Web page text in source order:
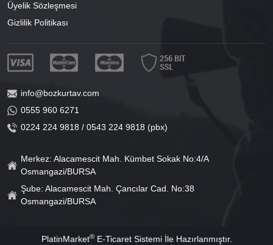
Üyelik Sözleşmesi
Gizlilik Politikası
info@bozkurtav.com
0555 960 6271
0224 224 9818 / 0543 224 9818 (pbx)
Merkez: Alacamescit Mah. Kümbet Sokak No:4/A
Osmangazi/BURSA
Şube: Alacamescit Mah. Çancılar Cad. No:38
Osmangazi/BURSA
PlatinMarket®E-Ticaret Sistemiİle Hazırlanmıştır.